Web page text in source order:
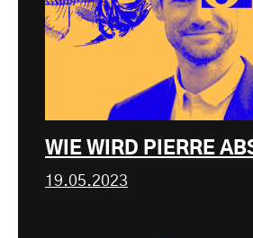
WIE WIRD PIERRE
19.05.2023